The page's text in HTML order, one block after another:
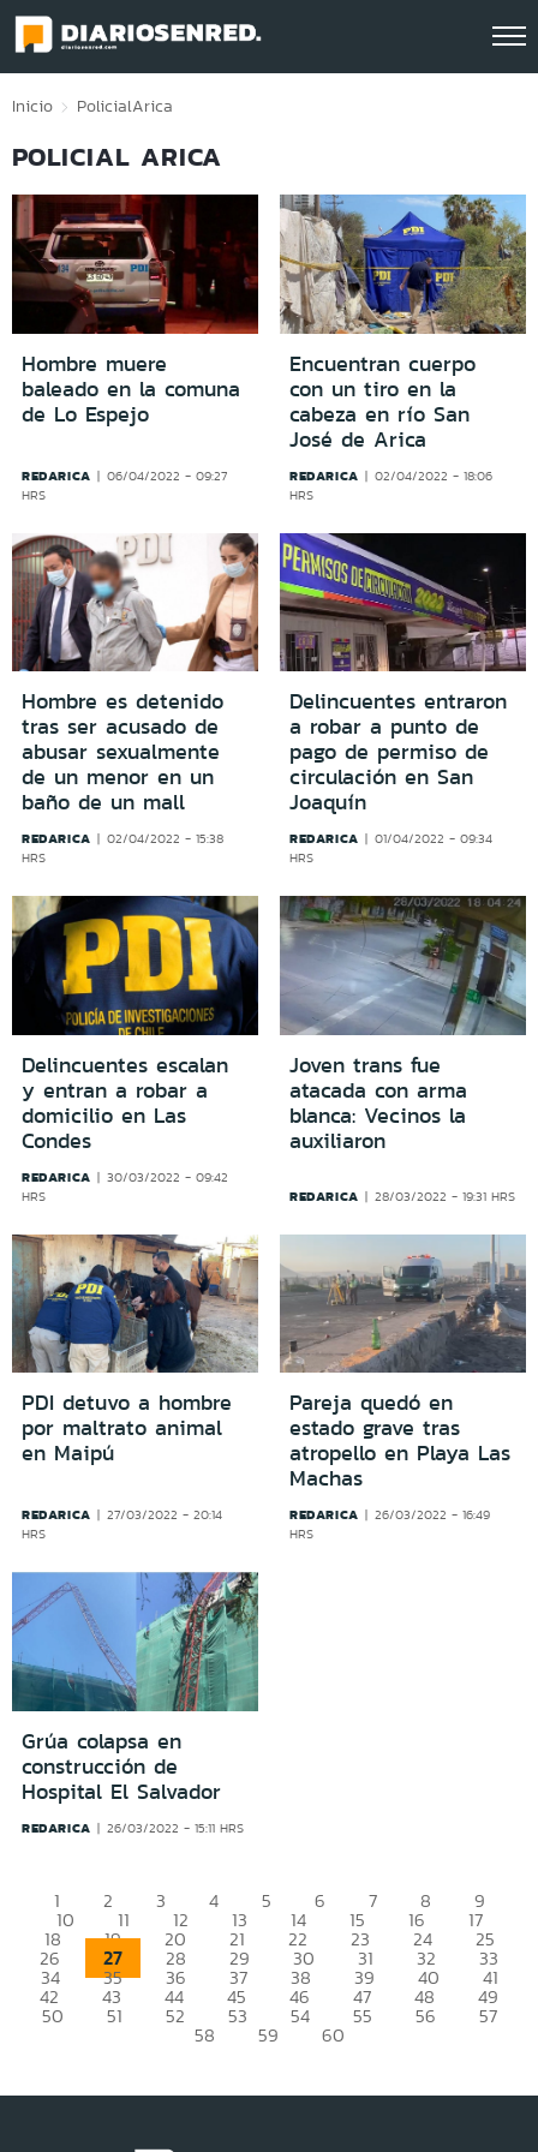
Click acá para ir directamente al contenido
Inicio PolicialArica
POLICIAL ARICA
Hombre muere
baleado en la comuna
de Lo Espejo
REDARICA
06/04/2022 - 09:27
HRS
Encuentran cuerpo
con un tiro en la
cabeza en río San
José de Arica
REDARICA
02/04/2022 - 18:06
HRS
Hombre es detenido
tras ser acusado de
abusar sexualmente
de un menor en un
baño de un mall
REDARICA
02/04/2022 - 15:38
HRS
Delincuentes entraron
a robar a punto de
pago de permiso de
circulación en San
Joaquín
REDARICA
01/04/2022 - 09:34
HRS
Delincuentes escalan
y entran a robar a
domicilio en Las
Condes
REDARICA
30/03/2022 - 09:42
HRS
Joven trans fue
atacada con arma
blanca: Vecinos la
auxiliaron
REDARICA 28/03/2022 - 19:31 HRS
PDI detuvo a hombre
por maltrato animal
en Maipú
REDARICA
27/03/2022 - 20:14
HRS
Pareja quedó en
estado grave tras
atropello en Playa Las
Machas
REDARICA
26/03/2022 - 16:49
HRS
Grúa colapsa en
construcción de
Hospital El Salvador
REDARICA 26/03/2022 - 15:11 HRS
1 2 3 4 5 6 7 8 9
10 11 12 13 14 15 16 17
18 19 20 21 22 23 24 25
26 27 28 29 30 31 32 33
34 35 36 37 38 39 40 41
42 43 44 45 46 47 48 49
50 51 52 53 54 55 56 57
58 59 60